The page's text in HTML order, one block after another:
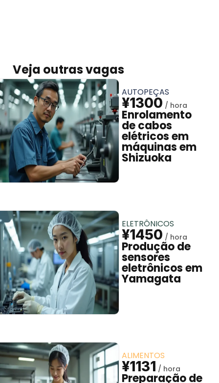
Veja outras vagas
AUTOPEÇAS
¥1300
Enrolamento
de cabos
elétricos em
máquinas em
Shizuoka
ELETRÔNICOS
¥1450
Produção de
sensores
eletrônicos em
Yamagata
ALIMENTOS
¥1131
Preparação de